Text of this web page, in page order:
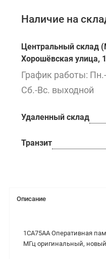
Наличие на
Центральный склад
Хорошёвская улица,
График работы:
Сб.-Вс. выходной
Удаленный склад
Транзит
Описание
1CA75AA Оперативная
МГц оригинальный,